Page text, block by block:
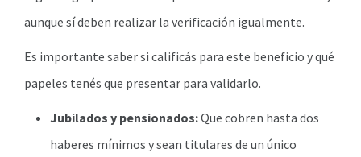
aunque sí deben realizar la verificación igualmente.
Es importante saber si calificás para este beneficio y qué
papeles tenés que presentar para validarlo.
Jubilados y pensionados:Que cobren hasta dos
haberes mínimos y sean titulares de un único